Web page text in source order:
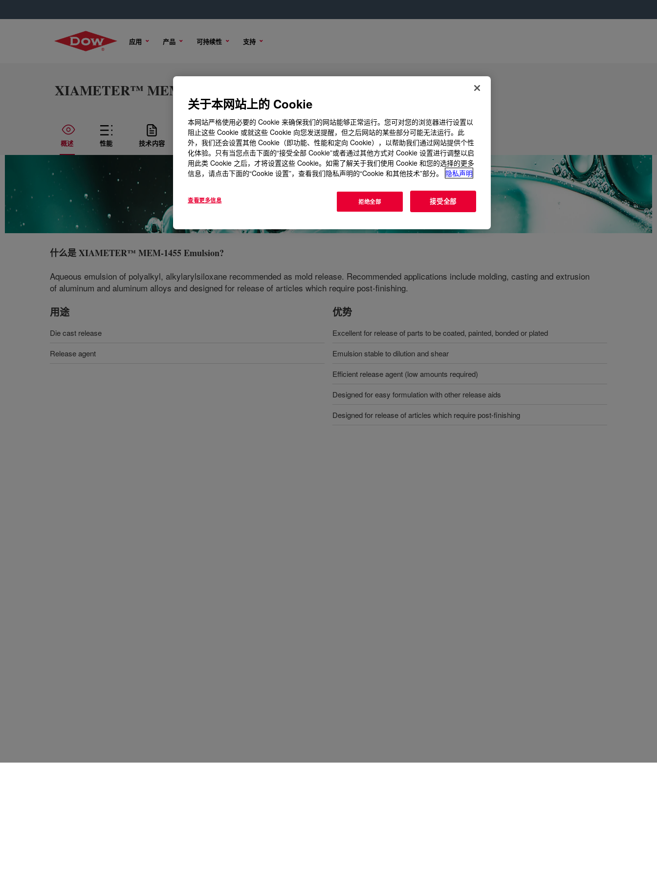
应用 产品 可持续性 支持
XIAMETER™ MEM-1455 Emulsion
概述 性能 技术内容 样品选项 购买选项
什么是XIAMETER™ MEM-1455 Emulsion?
Aqueous emulsion of polyalkyl, alkylarylsiloxane recommended as mold release. Recommended applications include molding, casting and extrusion
of aluminum and aluminum alloys and designed for release of articles which require post-finishing.
用途
Die cast release
Release agent
优势
Excellent for release of parts to be coated, painted, bonded or plated
Emulsion stable to dilution and shear
Efficient release agent (low amounts required)
Designed for easy formulation with other release aids
Designed for release of articles which require post-finishing
关于本网站上的 Cookie
本网站严格使用必要的 Cookie 来确保我们的网站能够正常运行。您可对您的浏览器进行设置以
阻止这些 Cookie 或就这些 Cookie 向您发送提醒，但之后网站的某些部分可能无法运行。此
外，我们还会设置其他 Cookie（即功能、性能和定向 Cookie），以帮助我们通过网站提供个性
化体验。只有当您点击下面的“接受全部 Cookie”或者通过其他方式对 Cookie 设置进行调整以启
用此类 Cookie 之后，才将设置这些 Cookie。如需了解关于我们使用 Cookie 和您的选择的更多
信息，请点击下面的“Cookie 设置”，查看我们隐私声明的“Cookie 和其他技术”部分。
隐私声明
查看更多信息 拒绝全部 接受全部